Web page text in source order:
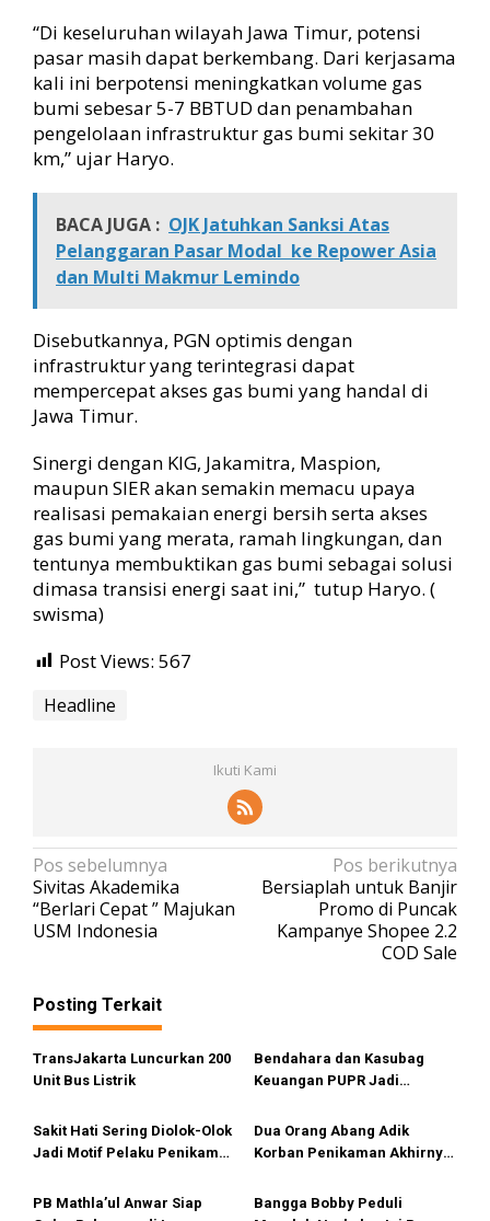
“Di keseluruhan wilayah Jawa Timur, potensi
pasar masih dapat berkembang. Dari kerjasama
kali ini berpotensi meningkatkan volume gas
bumi sebesar 5-7 BBTUD dan penambahan
pengelolaan infrastruktur gas bumi sekitar 30
km,” ujar Haryo.
BACA JUGA : OJK Jatuhkan Sanksi Atas
Pelanggaran Pasar Modal ke Repower Asia
dan Multi Makmur Lemindo
Disebutkannya, PGN optimis dengan
infrastruktur yang terintegrasi dapat
mempercepat akses gas bumi yang handal di
Jawa Timur.
Sinergi dengan KIG, Jakamitra, Maspion,
maupun SIER akan semakin memacu upaya
realisasi pemakaian energi bersih serta akses
gas bumi yang merata, ramah lingkungan, dan
tentunya membuktikan gas bumi sebagai solusi
dimasa transisi energi saat ini,” tutup Haryo. (
swisma)
Post Views: 567
Headline
Ikuti Kami
N
a
v
g
a
s
i
o
Pos sebelumnya
Sivitas Akademika
“Berlari Cepat ” Majukan
USM Indonesia
Pos berikutnya
Bersiaplah untuk Banjir
Promo di Puncak
Kampanye Shopee 2.2
COD Sale
Posting Terkait
TransJakarta Luncurkan 200
Unit Bus Listrik
Bendahara dan Kasubag
Keuangan PUPR Jadi
Sakit Hati Sering Diolok-Olok
Jadi Motif Pelaku Penikaman
Dua Orang Abang Adik
Korban Penikaman Akhirnya
PB Mathla’ul Anwar Siap
Bangga Bobby Peduli